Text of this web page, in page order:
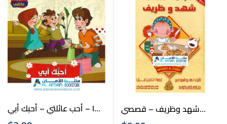
أحب عائلتي – أحبك أبي – I
Love You Dad
شهد وظريف – قصصي